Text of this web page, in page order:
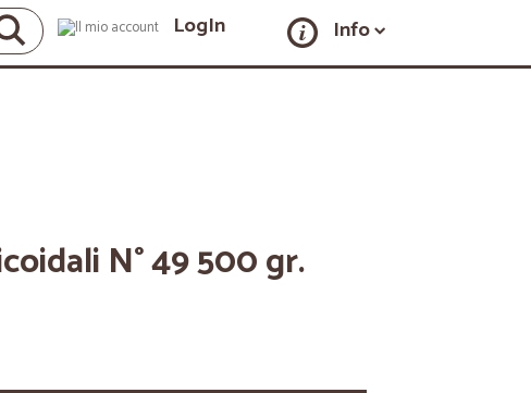
LogIn Info
N° 49 500 gr.